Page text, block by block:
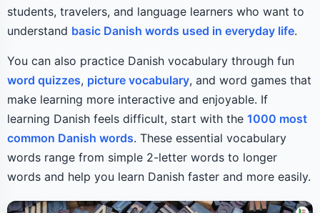
students, travelers, and language learners who want to
understand basic Danish words used in everyday life.
You can also practice Danish vocabulary through fun
word quizzes, picture vocabulary, and word games that
make learning more interactive and enjoyable. If
learning Danish feels difficult, start with the 1000 most
common Danish words. These essential vocabulary
words range from simple 2-letter words to longer
words and help you learn Danish faster and more easily.